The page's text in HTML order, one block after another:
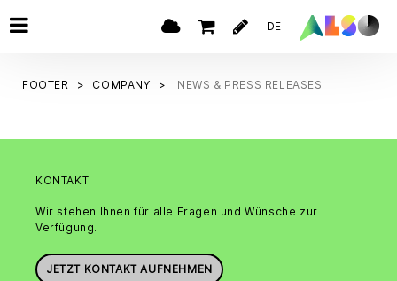
DE
FOOTER COMPANY NEWS & PRESS RELEASES
KONTAKT
Wir stehen Ihnen für alle Fragen und Wünsche zur
Verfügung.
JETZT KONTAKT AUFNEHMEN